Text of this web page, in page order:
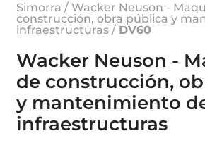
Simorra /Wacker Neuson -
construcción, obra pública y
infraestructuras / DV60
Wacker Neuson -
de construcción,
y mantenimiento
infraestructuras